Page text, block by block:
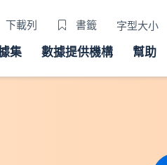
下載列 書籤 字型大小
集 數據提供機構 幫助